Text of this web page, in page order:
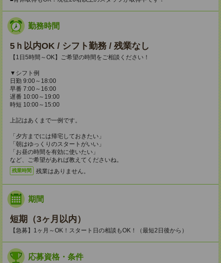
勤務時間
5ｈ以内OK / シフト勤務 / 残業なし
【1日5時間～OK】ご希望の時間をご相談ください！
▼シフト例
日勤 9:00～18:00
早番 7:00～16:00
遅番 10:00～19:00
時短 10:00～15:00
上記はあくまで一例です。
「夕方までには帰宅しておきたい」
「朝はゆっくりのスタートがいい」
「お昼の時間を有効に使いたい」
など、ご希望があれば教えてくださいね。
残業時間 残業はありません。
期間
短期（3ヶ月以内）
【急募】1ヶ月～OK！スタート日の相談もOK！（最短2日後から）
応募資格・条件